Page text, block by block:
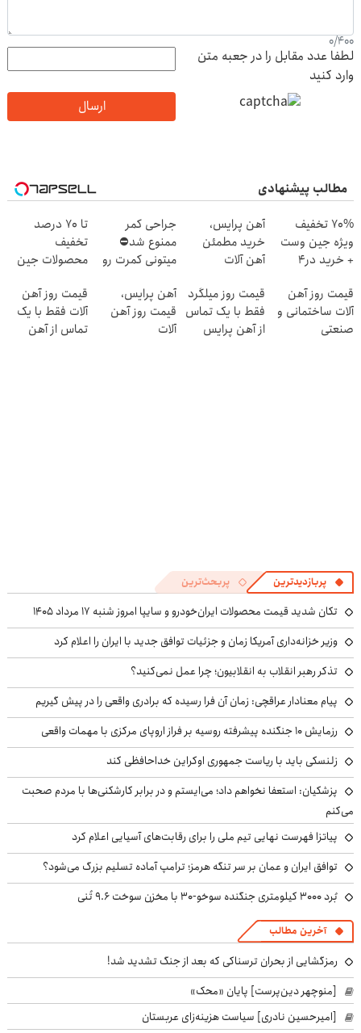
0/400
لطفا عدد مقابل را در جعبه متن
وارد کنید
ارسال
مطالب پیشنهادی
70% تخفیف
ویژه جین وست
+ خرید در4
آهن پرایس،
خرید مطمئن
آهن آلات
جراحی کمر
ممنوع شد⛔
میتونی کمرت رو
کنی! 👈🏻
پرسش‌نامه
تا 70 درصد
تخفیف
محصولات جین
4 قسط
قیمت روز آهن
آلات ساختمانی و
صنعتی
قیمت روز میلگرد
فقط با یک تماس
از آهن پرایس
آهن پرایس،
قیمت روز آهن
آلات
قیمت روز آهن
آلات فقط با یک
تماس از آهن
پربازدیدترین پربحث‌ترین
تکان شدید قیمت محصولات ایران‌خودرو و سایپا امروز شنبه ۱۷ مرداد ۱۴۰۵
وزیر خزانه‌داری آمریکا زمان و جزئیات توافق جدید با ایران را اعلام کرد
تذکر رهبر انقلاب به انقلابیون؛ چرا عمل نمی‌کنید؟
پیام معنادار عراقچی: زمان آن فرا رسیده که برادری واقعی را در پیش گیریم
رزمایش ۱۰ جنگنده پیشرفته روسیه بر فراز اروپای مرکزی با مهمات واقعی
زلنسکی باید با ریاست جمهوری اوکراین خداحافظی کند
پزشکیان: استعفا نخواهم داد؛ می‌ایستم و در برابر کارشکنی‌ها با مردم صحبت
می‌کنم
پیاتزا فهرست نهایی تیم ملی را برای رقابت‌های آسیایی اعلام کرد
توافق ایران و عمان بر سر تنگه هرمز؛ ترامپ آماده تسلیم بزرگ می‌شود؟
بُرد ۳۰۰۰ کیلومتری جنگنده سوخو-۳۰ با مخزن سوخت ۹.۶ تُنی
آخرین مطالب
رمزگشایی از بحران ترسناکی که بعد از جنگ تشدید شد!
[منوچهر دین‌پرست] پایان «محک»
[امیرحسین نادری] سیاست هزینه‌زای عربستان